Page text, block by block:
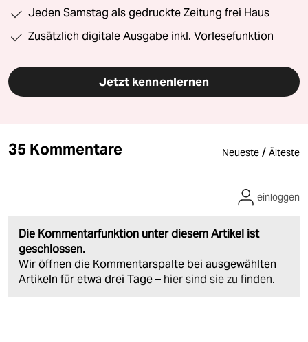
Jeden Samstag als gedruckte Zeitung frei Haus
Zusätzlich digitale Ausgabe inkl. Vorlesefunktion
Jetzt kennenlernen
35 Kommentare Neueste / Älteste
Die Kommentarfunktion unter diesem Artikel ist
geschlossen.
Wir öffnen die Kommentarspalte bei ausgewählten
Artikeln für etwa drei Tage – hier sind sie zu finden.
einloggen